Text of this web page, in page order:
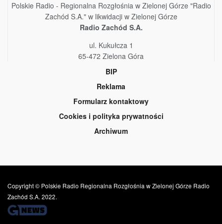
Polskie Radio - Regionalna Rozgłośnia w Zielonej Górze "Radio
Zachód S.A." w likwidacji w Zielonej Górze
Radio Zachód S.A.
ul. Kukułcza 1
65-472 Zielona Góra
BIP
Reklama
Formularz kontaktowy
Cookies i polityka prywatności
Archiwum
Copyright © Polskie Radio Regionalna Rozgłośnia w Zielonej Górze Radio
Zachód S.A. 2022.